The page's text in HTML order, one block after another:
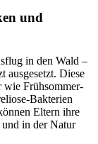
und
in den Wald –
ausgesetzt. Diese
wie Frühsommer-
Bakterien
Eltern ihre
in der Natur